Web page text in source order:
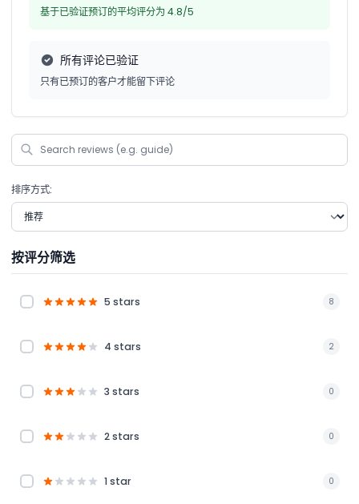
基于已验证预订的平均评分为 4.8/5
所有评论已验证
只有已预订的客户才能留下评论
排序方式:
按评分筛选
5 stars 8
4 stars 2
3 stars 0
2 stars 0
1 star 0